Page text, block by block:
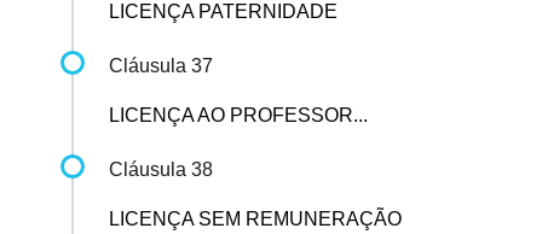
LICENÇA PATERNIDADE
Cláusula 37
LICENÇA AO PROFESSOR...
Cláusula 38
LICENÇA SEM REMUNERAÇÃO